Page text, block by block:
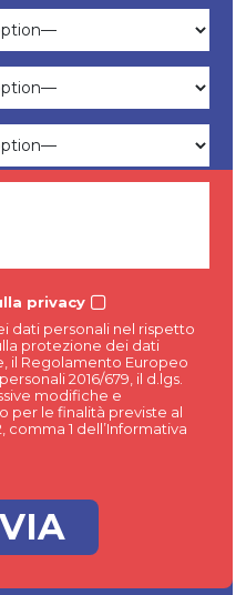
privacy
dati personali nel rispetto
protezione dei dati
il Regolamento Europeo
2016/679, il d.lgs.
modifiche e
per le finalità previste al
comma 1 dell’Informativa